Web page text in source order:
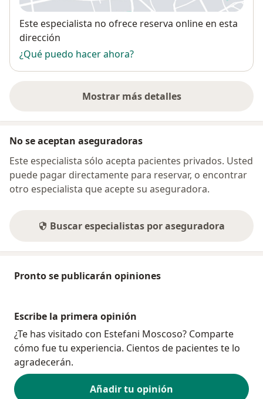
Disponibilidad
Este especialista no ofrece reserva online en esta
dirección
¿Qué puedo hacer ahora?
Mostrar más detalles
sobre la dirección
No se aceptan aseguradoras
Este especialista sólo acepta pacientes privados. Usted
puede pagar directamente para reservar, o encontrar
otro especialista que acepte su aseguradora.
Buscar especialistas por aseguradora
Pronto se publicarán opiniones
Escribe la primera opinión
¿Te has visitado con Estefani Moscoso? Comparte
cómo fue tu experiencia. Cientos de pacientes te lo
agradecerán.
Añadir tu opinión